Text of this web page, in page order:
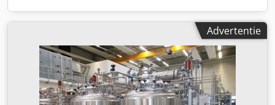
Advertentie